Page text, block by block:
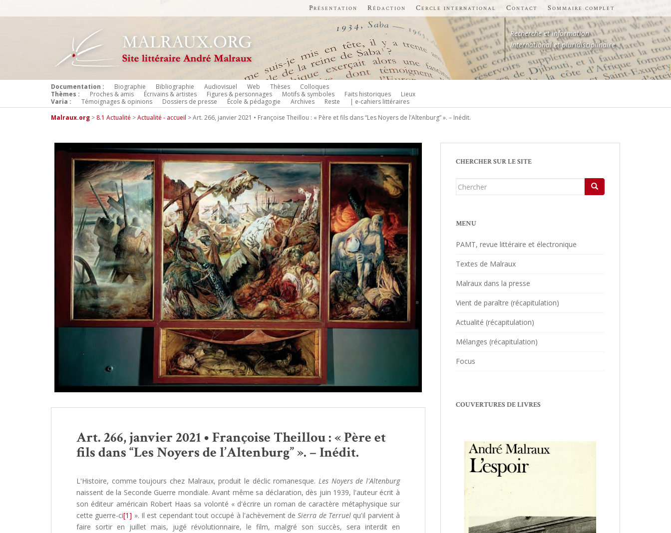
Présentation Rédaction Cercle international Contact Sommaire complet
Recherche et information
International et pluridisciplinaire
Documentation : Biographie Bibliographie Audiovisuel Web Thèses
Colloques
Thèmes :
Proches & amis Écrivains & artistes Figures & personnages Motifs & symboles Faits historiques
Lieux
Varia :
Témoignages & opinions Dossiers de presse École & pédagogie Archives Reste
| e-cahiers littéraires
Malraux.org > 8.1 Actualité >Actualité - accueil >Art. 266, janvier 2021 • Françoise Theillou : « Père et fils dans “Les Noyers de l’Altenburg” ». – Inédit.
Art. 266, janvier 2021 • Françoise Theillou : « Père et
fils dans “Les Noyers de l’Altenburg” ». – Inédit.
L'Histoire, comme toujours chez Malraux, produit le déclic romanesque. Les Noyers de l'Altenburg
naissent de la Seconde Guerre mondiale. Avant même sa déclaration, dès juin 1939, l'auteur écrit à
son éditeur américain Robert Haas sa volonté « d'écrire un roman de caractère métaphysique sur
cette guerre-ci[1] ». Il est cependant tout occupé à l'achèvement deSierra de Terruel qu'il parvient à
faire sortir en juillet mais, jugé révolutionnaire, le film, malgré son succès, sera interdit en
CHERCHER SUR LE SITE
Chercher...
MENU
PAMT, revue littéraire et électronique
Textes de Malraux
Malraux dans la presse
Vient de paraître (récapitulation)
Actualité (récapitulation)
Mélanges (récapitulation)
Focus
COUVERTURES DE LIVRES